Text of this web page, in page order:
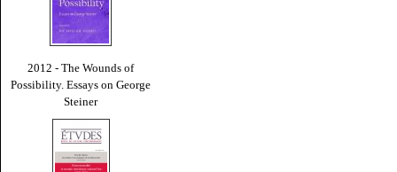
2012 - The Wounds of
Possibility. Essays on George
Steiner